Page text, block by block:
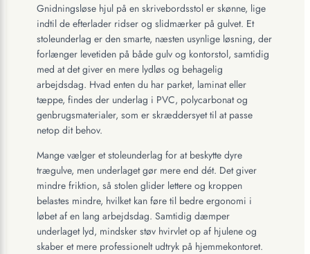
Gnidningsløse hjul på en skrivebordsstol er skønne, lige
indtil de efterlader ridser og slidmærker på gulvet. Et
stoleunderlag er den smarte, næsten usynlige løsning, der
forlænger levetiden på både gulv og kontorstol, samtidig
med at det giver en mere lydløs og behagelig
arbejdsdag. Hvad enten du har parket, laminat eller
tæppe, findes der underlag i PVC, polycarbonat og
genbrugsmaterialer, som er skræddersyet til at passe
netop dit behov.
Mange vælger et stoleunderlag for at beskytte dyre
trægulve, men underlaget gør mere end dét. Det giver
mindre friktion, så stolen glider lettere og kroppen
belastes mindre, hvilket kan føre til bedre ergonomi i
løbet af en lang arbejdsdag. Samtidig dæmper
underlaget lyd, mindsker støv hvirvlet op af hjulene og
skaber et mere professionelt udtryk på hjemmekontoret.